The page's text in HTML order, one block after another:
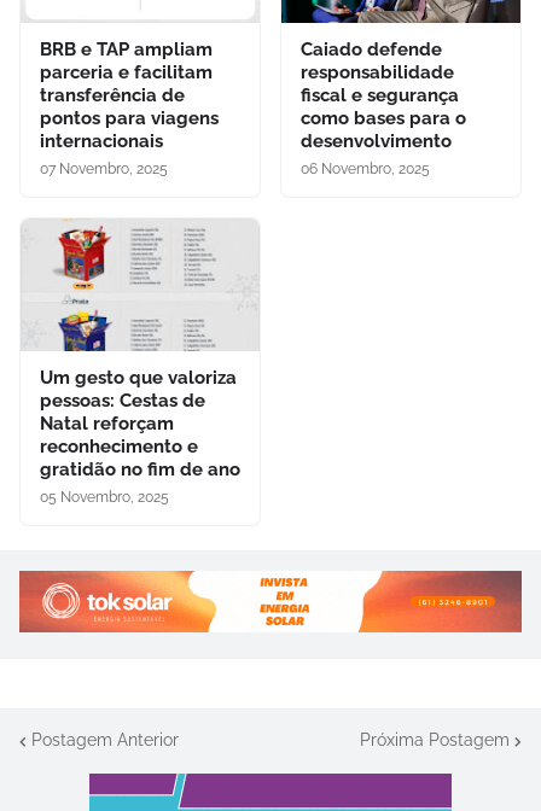
BRB e TAP ampliam
parceria e facilitam
transferência de
pontos para viagens
internacionais
07 Novembro, 2025
Caiado defende
responsabilidade
fiscal e segurança
como bases para o
desenvolvimento
06 Novembro, 2025
Um gesto que valoriza
pessoas: Cestas de
Natal reforçam
reconhecimento e
gratidão no fim de ano
05 Novembro, 2025
Postagem Anterior Próxima Postagem